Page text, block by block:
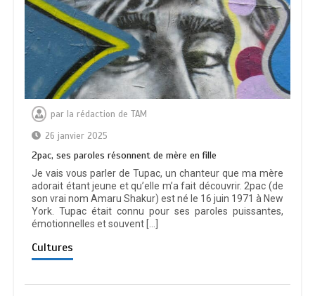
par la rédaction de TAM
26 janvier 2025
2pac, ses paroles résonnent de mère en fille
Je vais vous parler de Tupac, un chanteur que ma mère
adorait étant jeune et qu’elle m’a fait découvrir. 2pac (de
son vrai nom Amaru Shakur) est né le 16 juin 1971 à New
York. Tupac était connu pour ses paroles puissantes,
émotionnelles et souvent […]
Cultures